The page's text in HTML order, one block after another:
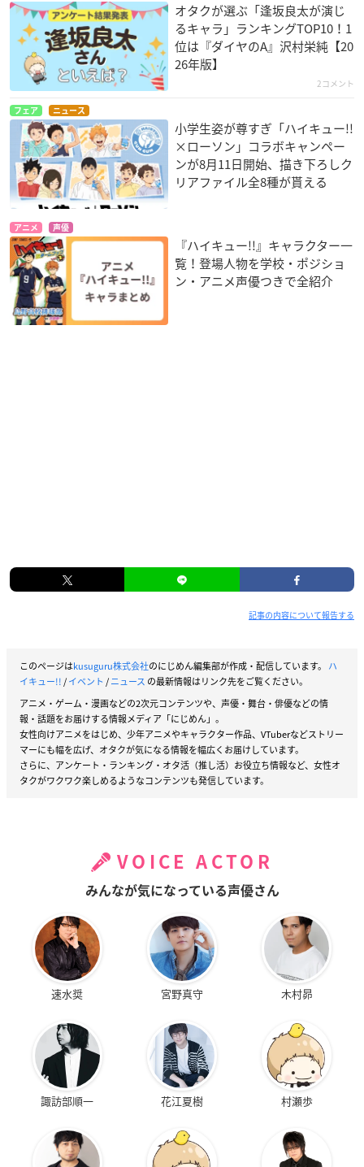
オタクが選ぶ「逢坂良太が演じ
るキャラ」ランキングTOP10！1
位は『ダイヤのA』沢村栄純【20
26年版】
2コメント
フェア ニュース
小学生姿が尊すぎ「ハイキュー!!
×ローソン」コラボキャンペー
ンが8月11日開始、描き下ろしク
リアファイル全8種が貰える
アニメ 声優
『ハイキュー!!』キャラクター一
覧！登場人物を学校・ポジショ
ン・アニメ声優つきで全紹介
記事の内容について報告する
このページはkusuguru株式会社のにじめん編集部が作成・配信しています。 ハ
イキュー!!/イベント /ニュース の最新情報はリンク先をご覧ください。
アニメ・ゲーム・漫画などの2次元コンテンツや、声優・舞台・俳優などの情
報・話題をお届けする情報メディア「にじめん」。
女性向けアニメをはじめ、少年アニメやキャラクター作品、VTuberなどストリー
マーにも幅を広げ、オタクが気になる情報を幅広くお届けしています。
さらに、アンケート・ランキング・オタ活（推し活）お役立ち情報など、女性オ
タクがワクワク楽しめるようなコンテンツも発信しています。
VOICE ACTOR
みんなが気になっている声優さん
速水奨 宮野真守 木村昴
諏訪部順一 花江夏樹 村瀬歩